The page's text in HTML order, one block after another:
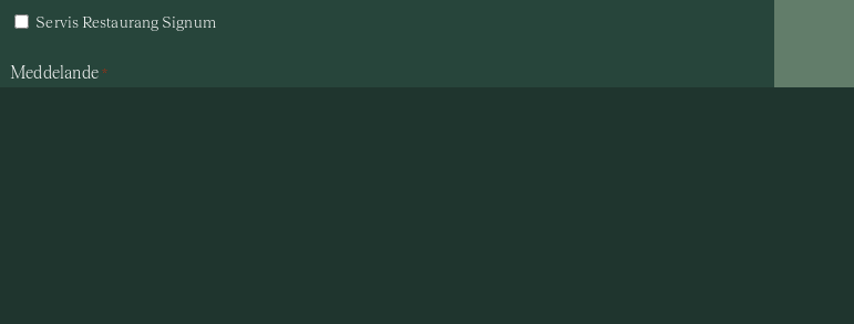
Servis Restaurang Signum
Meddelande *